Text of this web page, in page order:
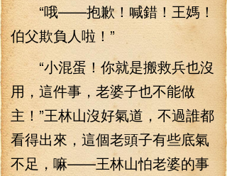
“哦——抱歉！喊錯！王媽！
伯父欺負人啦！”
“小混蛋！你就是搬救兵也沒
用，這件事，老婆子也不能做
主！”王林山沒好氣道，不過誰都
看得出來，這個老頭子有些底氣
不足，嘛——王林山怕老婆的事